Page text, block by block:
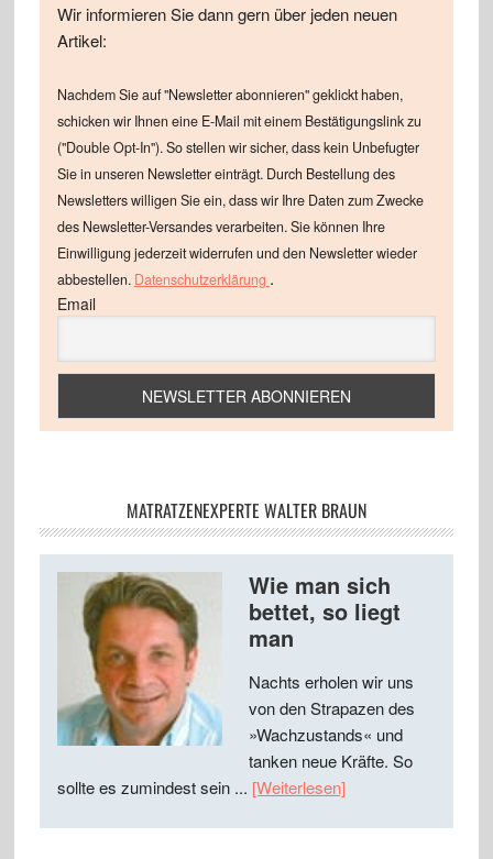
Wir informieren Sie dann gern über jeden neuen
Artikel:
Nachdem Sie auf "Newsletter abonnieren" geklickt haben,
schicken wir Ihnen eine E-Mail mit einem Bestätigungslink zu
("Double Opt-In"). So stellen wir sicher, dass kein Unbefugter
Sie in unseren Newsletter einträgt. Durch Bestellung des
Newsletters willigen Sie ein, dass wir Ihre Daten zum Zwecke
des Newsletter-Versandes verarbeiten. Sie können Ihre
Einwilligung jederzeit widerrufen und den Newsletter wieder
abbestellen. Datenschutzerklärung .
Email
MATRATZENEXPERTE WALTER BRAUN
Wie man sich
bettet, so liegt
man
Nachts erholen wir uns
von den Strapazen des
»Wachzustands« und
tanken neue Kräfte. So
sollte es zumindest sein ... [Weiterlesen]